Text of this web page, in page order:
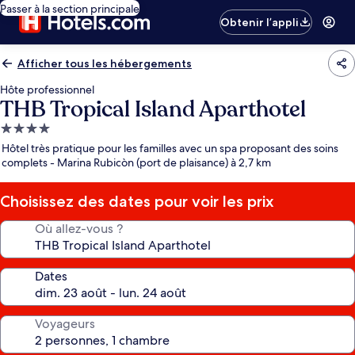
Passer à la section principale
Obtenir l’appli
Afficher tous les hébergements
Hôte professionnel
THB Tropical Island Aparthotel
Hébergement
4.0 étoiles
Hôtel très pratique pour les familles avec un spa proposant des soins
complets - Marina Rubicòn (port de plaisance) à 2,7 km
Choisissez des dates pour voir les prix
Où allez-vous ?
Dates
Voyageurs